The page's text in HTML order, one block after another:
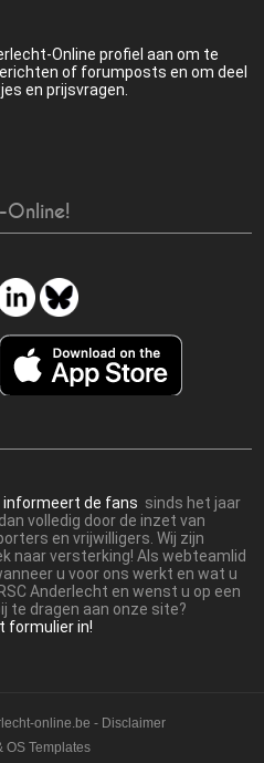
Online profiel aan om te
of forumposts en om deel
en prijsvragen.
Online!
informeert de fans sinds het jaar
volledig door de inzet van
en vrijwilligers. Wij zijn
naar versterking! Als webteamlid
u voor ons werkt en wat u
Anderlecht en wenst u op een
te dragen aan onze site?
formulier in!
online.be - Disclaimer
OS Templates